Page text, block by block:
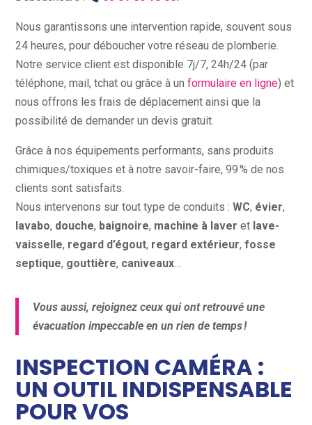
Nous garantissons une intervention rapide, souvent sous
24 heures, pour déboucher votre réseau de plomberie.
Notre service client est disponible 7j/7, 24h/24 (par
téléphone, mail, tchat ou grâce à unformulaire en ligne) et
nous offrons les frais de déplacement ainsi que la
possibilité de demander un devis gratuit.
Grâce à nos équipements performants, sans produits
chimiques/toxiques et à notre savoir-faire, 99 % de nos
clients sont satisfaits.
Nous intervenons sur tout type de conduits :WC, évier,
lavabo, douche, baignoire, machine à laver et lave-
vaisselle, regard d’égout, regard extérieur,fosse
septique, gouttière, caniveaux…
Vous aussi, rejoignez ceux qui ont retrouvé une
évacuation impeccable en un rien de temps !
INSPECTION CAMÉRA :
UN OUTIL INDISPENSABLE
POUR VOS